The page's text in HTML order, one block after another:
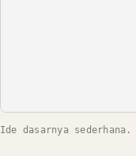
Ide dasarnya sederhana.